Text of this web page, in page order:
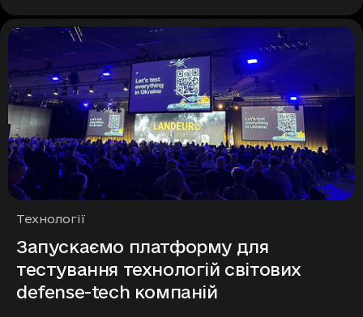
Рубрики
Технології
Запускаємо платформу для
тестування технологій світових
defense-tech компаній